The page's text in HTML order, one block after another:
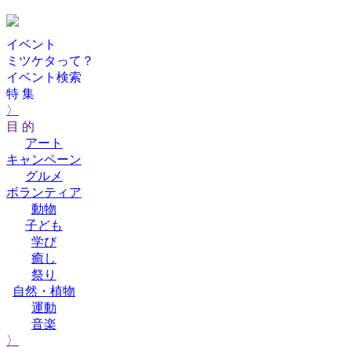
イベント
ミツケタって？
イベント検索
特 集
〉
目 的
アート
キャンペーン
グルメ
ボランティア
動物
子ども
学び
癒し
祭り
自然・植物
運動
音楽
〉